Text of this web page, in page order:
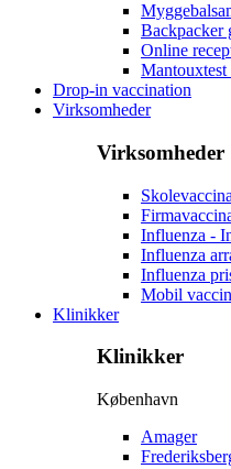
Backpacker
Online
Drop-in vaccination
Virksomheder
Virksomheder
Influenza -
Influenza
Influenza
Mobil
Klinikker
Klinikker
København
Amager